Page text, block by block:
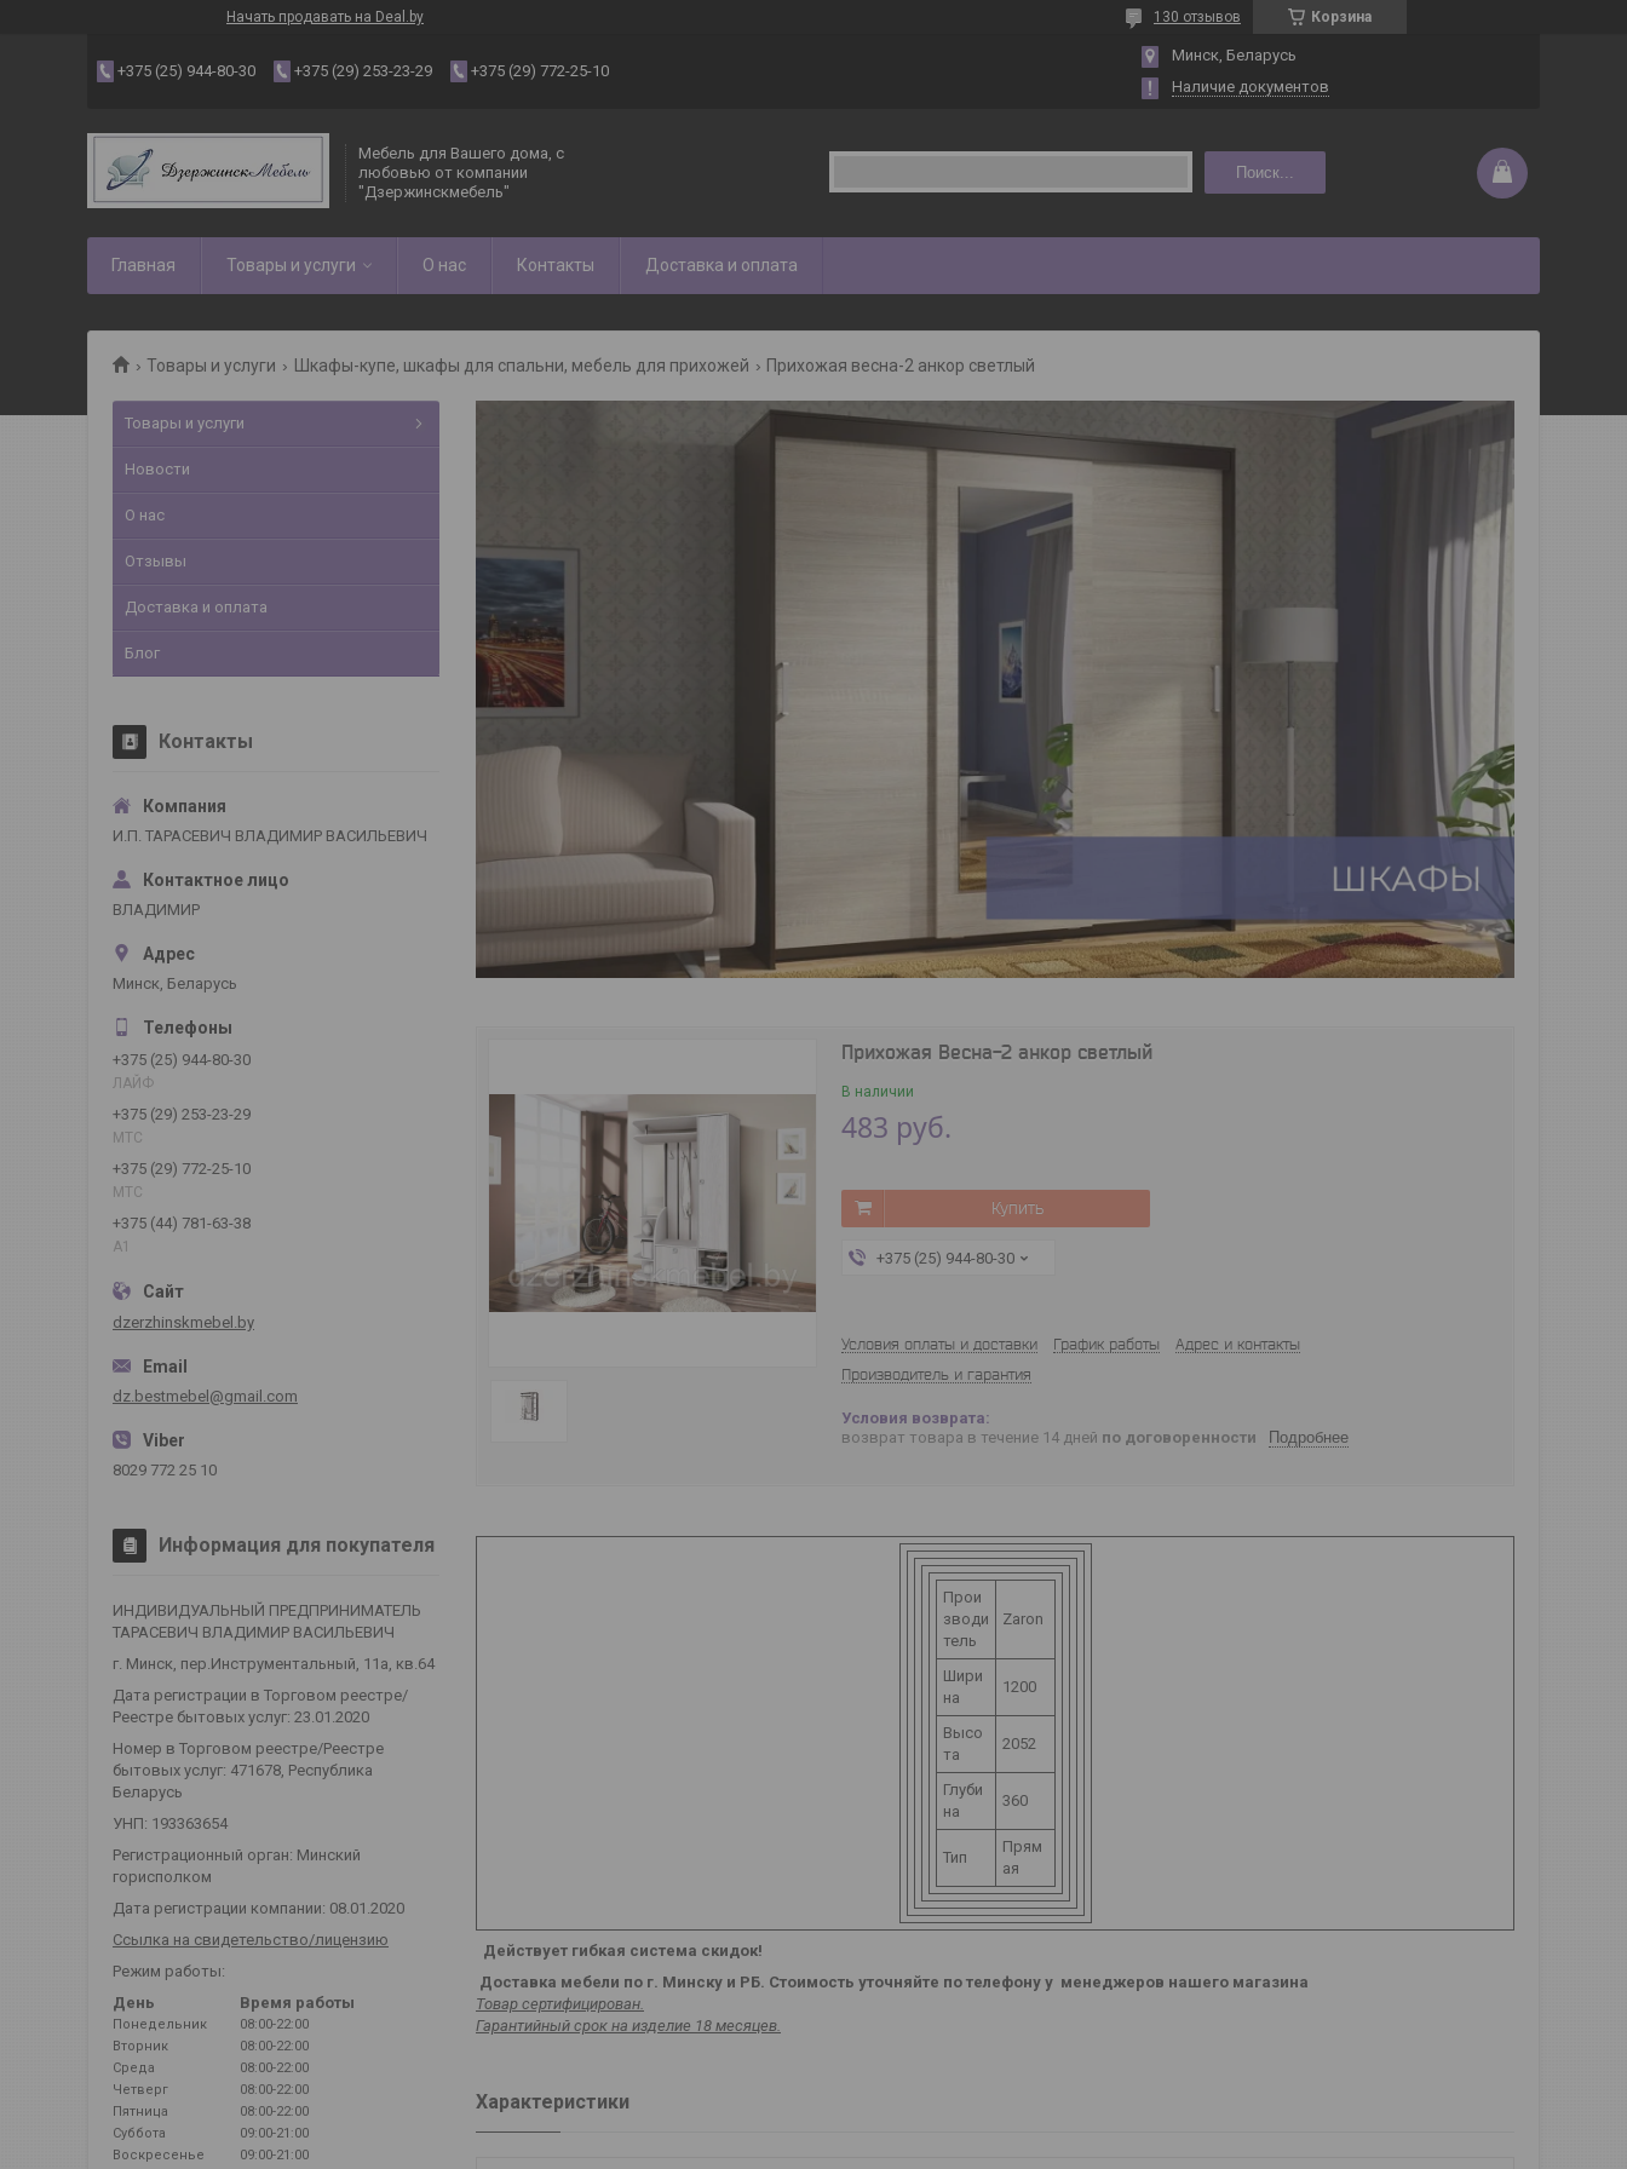
Начать продавать на Deal.by Корзина
130 отзывов
+375 (25) 944-80-30 +375 (29) 253-23-29 +375 (29) 772-25-10
Минск, Беларусь
Наличие документов
Мебель для Вашего дома, с
любовью от компании
"Дзержинскмебель"
Поиск...
Главная Товары и услуги О нас Контакты Доставка и оплата
Товары и услуги Шкафы-купе, шкафы для спальни, мебель для прихожей Прихожая весна-2 анкор светлый
Прихожая Весна-2 анкор светлый
В наличии
483 руб.
Купить
+375 (25) 944-80-30
Условия оплаты и доставки График работы
Адрес и контакты
Производитель и гарантия
возврат товара в течение 14 дней по договоренности Подробнее
Прои
зводи
тель
Zaron
Шири
на
1200
Высо
та
2052
Глуби
на
360
Тип
Прям
ая
Действует гибкая система скидок!
Доставка мебели по г. Минску и РБ. Стоимость уточняйте по телефону у менеджеров нашего магазина
Товар сертифицирован.
Гарантийный срок на изделие 18 месяцев.
Характеристики
Товары и услуги
Новости
О нас
Отзывы
Доставка и оплата
Блог
Контакты
И.П. ТАРАСЕВИЧ ВЛАДИМИР ВАСИЛЬЕВИЧ
ВЛАДИМИР
Минск, Беларусь
+375 (25) 944-80-30
ЛАЙФ
+375 (29) 253-23-29
МТС
+375 (29) 772-25-10
МТС
+375 (44) 781-63-38
А1
dzerzhinskmebel.by
dz.bestmebel@gmail.com
8029 772 25 10
Информация для покупателя
ИНДИВИДУАЛЬНЫЙ ПРЕДПРИНИМАТЕЛЬ
ТАРАСЕВИЧ ВЛАДИМИР ВАСИЛЬЕВИЧ
г. Минск, пер.Инструментальный, 11а, кв.64
Дата регистрации в Торговом реестре/
Реестре бытовых услуг: 23.01.2020
Номер в Торговом реестре/Реестре
бытовых услуг: 471678, Республика
Беларусь
УНП: 193363654
Регистрационный орган: Минский
горисполком
Дата регистрации компании: 08.01.2020
Ссылка на свидетельство/лицензию
Режим работы:
День
Время работы
Понедельник
08:00-22:00
Вторник
08:00-22:00
Среда
08:00-22:00
Четверг
08:00-22:00
Пятница
08:00-22:00
Суббота
09:00-21:00
Воскресенье
09:00-21:00